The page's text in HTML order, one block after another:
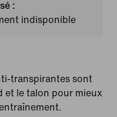
:
indisponible
transpirantes sont
et le talon pour mieux